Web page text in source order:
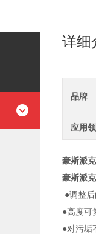
详细
品牌
应用
豪斯派
豪斯派
●调整
●高度可
●对污垢